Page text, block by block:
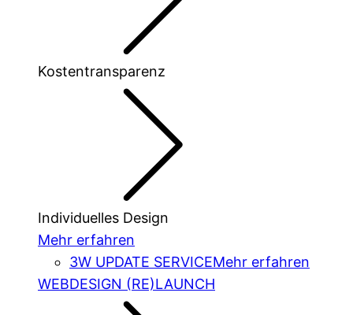
Kostentransparenz
Individuelles Design
Mehr erfahren
3W UPDATE SERVICEMehr erfahren
WEBDESIGN (RE)LAUNCH